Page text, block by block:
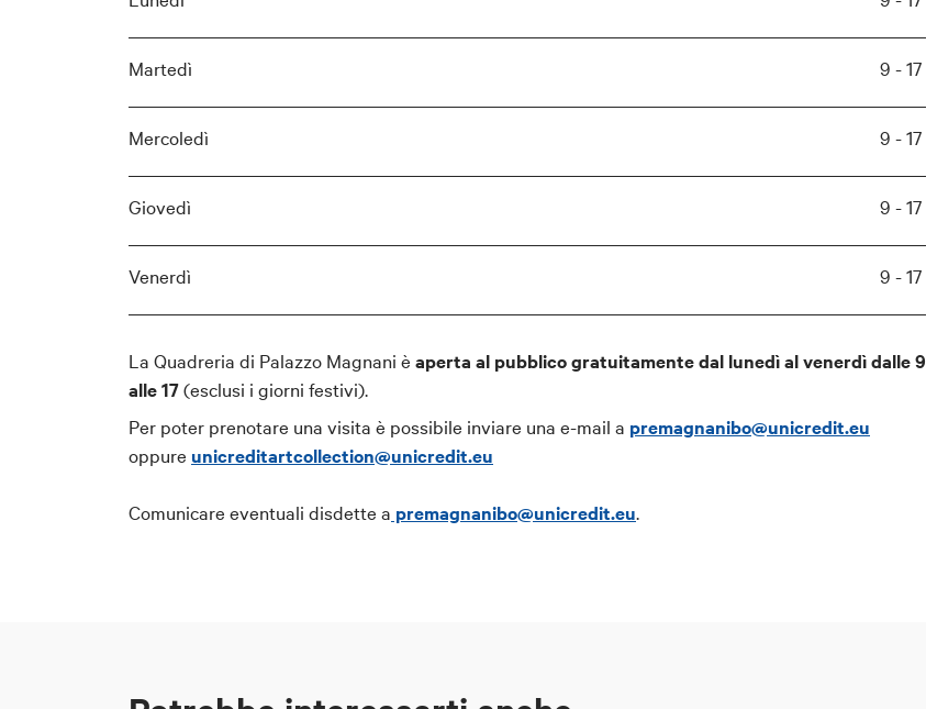
Martedì 9 - 17
Mercoledì 9 - 17
Giovedì 9 - 17
Venerdì 9 - 17
La Quadreria di Palazzo Magnani è aperta al pubblico gratuitamente dal lunedì al venerdì dalle 9
alle 17(esclusi i giorni festivi).
Per poter prenotare una visita è possibile inviare una e-mail a premagnanibo@unicredit.eu
oppure unicreditartcollection@unicredit.eu
Comunicare eventuali disdette a premagnanibo@unicredit.eu.